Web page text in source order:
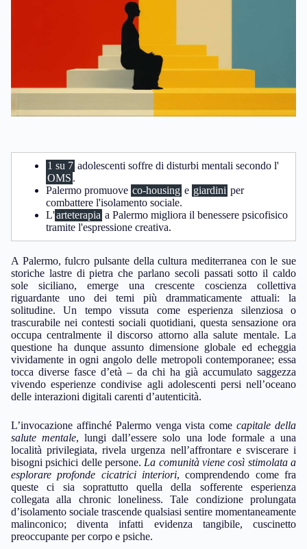
1 su 7 adolescenti soffre di disturbi mentali secondo l'
OMS .
Palermo promuove co-housing e giardini per
combattere l'isolamento sociale.
L'arteterapia a Palermo migliora il benessere psicofisico
tramite l'espressione creativa.
A Palermo, fulcro pulsante della cultura mediterranea con le sue
storiche lastre di pietra che parlano secoli passati sotto il caldo
sole siciliano, emerge una crescente coscienza collettiva
riguardante uno dei temi più drammaticamente attuali: la
solitudine. Un tempo vissuta come esperienza silenziosa o
trascurabile nei contesti sociali quotidiani, questa sensazione ora
occupa centralmente il discorso attorno alla salute mentale. La
questione ha dunque assunto dimensione globale ed echeggia
vividamente in ogni angolo delle metropoli contemporanee; essa
tocca diverse fasce d’età – da chi ha già accumulato saggezza
vivendo esperienze condivise agli adolescenti persi nell’oceano
delle interazioni digitali carenti d’autenticità.
L’invocazione affinché Palermo venga vista comecapitale della
salute mentale, lungi dall’essere solo una lode formale a una
località privilegiata, rivela urgenza nell’affrontare e sviscerare i
bisogni psichici delle persone. La comunità viene così stimolata a
esplorare profonde cicatrici interiori, comprendendo come fra
queste ci sia soprattutto quella della sofferente esperienza
collegata alla chronic loneliness. Tale condizione prolungata
d’isolamento sociale trascende qualsiasi sentire momentaneamente
malinconico; diventa infatti evidenza tangibile, cuscinetto
preoccupante per corpo e psiche.